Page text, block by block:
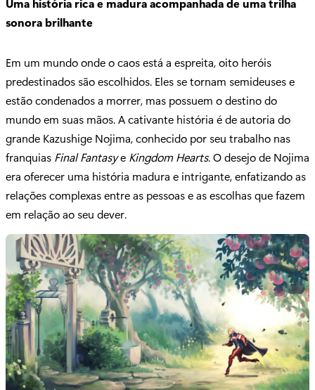
Uma história rica e madura acompanhada de uma trilha
sonora brilhante
Em um mundo onde o caos está a espreita, oito heróis
predestinados são escolhidos. Eles se tornam semideuses e
estão condenados a morrer, mas possuem o destino do
mundo em suas mãos. A cativante história é de autoria do
grande Kazushige Nojima, conhecido por seu trabalho nas
franquias Final Fantasye Kingdom Hearts. O desejo de Nojima
era oferecer uma história madura e intrigante, enfatizando as
relações complexas entre as pessoas e as escolhas que fazem
em relação ao seu dever.